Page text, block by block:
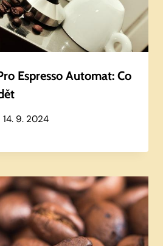
Espresso Automat: Co
14. 9. 2024